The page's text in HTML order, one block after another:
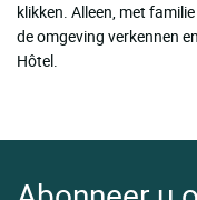
klikken. Alleen, met
de omgeving verkennen
Hôtel.